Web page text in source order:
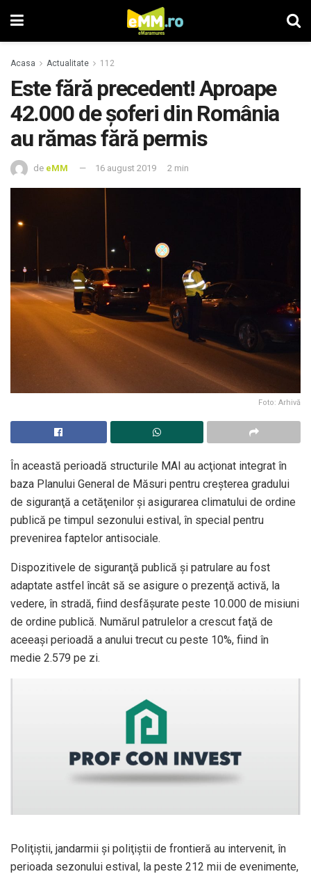
Acasa Actualitate 112
Este fără precedent! Aproape
42.000 de șoferi din România
au rămas fără permis
de eMM 16 august 2019 2 min
Foto: Arhivă
În această perioadă structurile MAI au acţionat integrat în
baza Planului General de Măsuri pentru creşterea gradului
de siguranţă a cetăţenilor şi asigurarea climatului de ordine
publică pe timpul sezonului estival, în special pentru
prevenirea faptelor antisociale.
Dispozitivele de siguranţă publică şi patrulare au fost
adaptate astfel încât să se asigure o prezenţă activă, la
vedere, în stradă, fiind desfăşurate peste 10.000 de misiuni
de ordine publică. Numărul patrulelor a crescut faţă de
aceeaşi perioadă a anului trecut cu peste 10%, fiind în
medie 2.579 pe zi.
Poliţiştii, jandarmii şi poliţiştii de frontieră au intervenit, în
perioada sezonului estival, la peste 212 mii de evenimente,